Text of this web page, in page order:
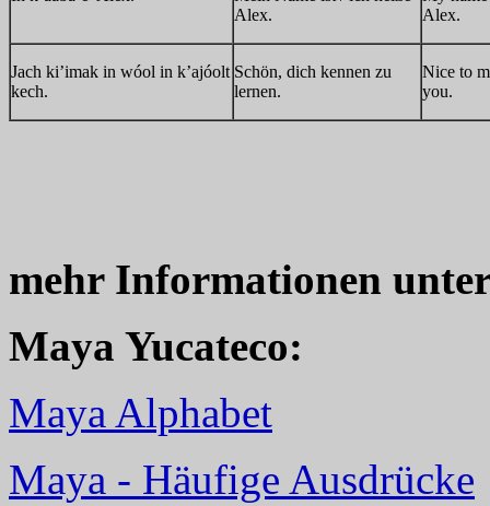
Alex.
Alex.
Jach ki’imak in wóol in k’ajóolt
kech.
Schön, dich kennen zu
lernen.
Nice to
you.
mehr Informationen
Maya Yucateco:
Maya Alphabet
Maya - Häufige Ausdrücke